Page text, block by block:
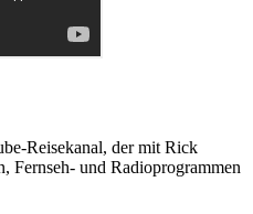
Reisekanal, der mit Rick
Fernseh- und Radioprogrammen